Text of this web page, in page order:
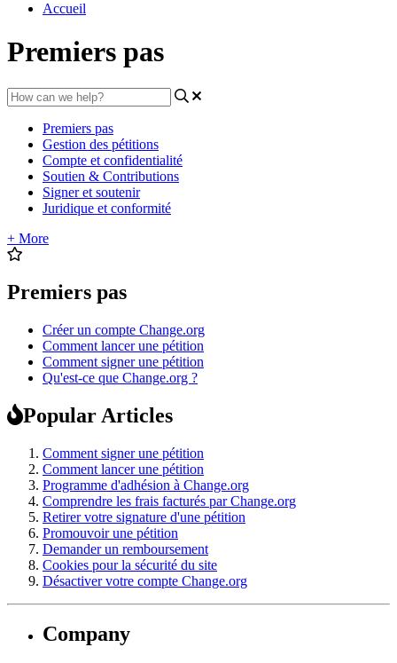
Accueil
Premiers pas
Premiers pas
Gestion des pétitions
Compte et confidentialité
Soutien & Contributions
Signer et soutenir
Juridique et conformité
+ More
Premiers pas
Créer un compte Change.org
Comment lancer une pétition
Comment signer une pétition
Qu'est-ce que Change.org ?
Popular Articles
Comment signer une pétition
Comment lancer une pétition
Programme d'adhésion à Change.org
Comprendre les frais facturés par Change.org
Retirer votre signature d'une pétition
Promouvoir une pétition
Demander un remboursement
Cookies pour la sécurité du site
Désactiver votre compte Change.org
Company